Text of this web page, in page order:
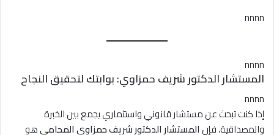
nnnn
nnnn
المستشار الدكتور شريف حمزاوي: بوابتك لتحقيق النجاح
nnnn
إذا كنت تبحث عن مستشار قانوني واستثماري يجمع بين الخبرة
والمصداقية، فإنالمستشار الدكتور شريف حمزاوي المحاميهو